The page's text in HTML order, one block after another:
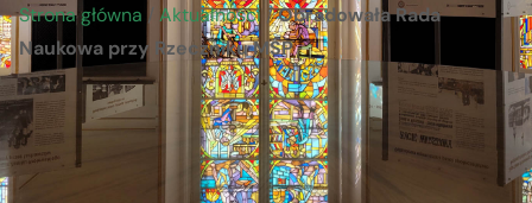
Strona główna / Aktualności/Obradowała Rada
Naukowa przy Rzeczniku MŚP